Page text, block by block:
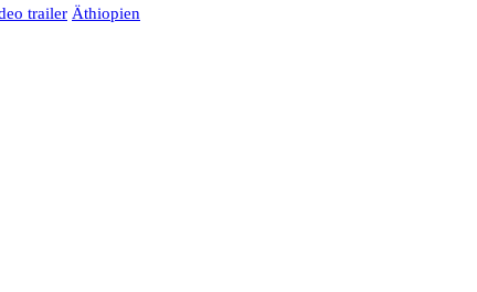
trailer Äthiopien